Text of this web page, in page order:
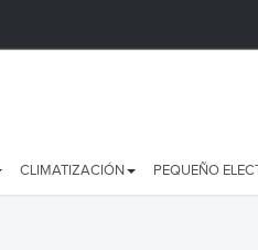
CLIMATIZACIÓN PEQUEÑO